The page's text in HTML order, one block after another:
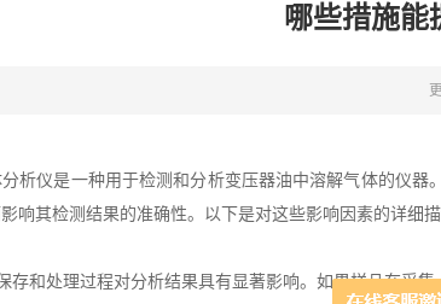
哪些措施能
仪是一种用于检测和分析变压器油中溶解气体的仪器
响其检测结果的准确性。以下是对这些影响因素的详细描
和处理过程对分析结果具有显著影响。如果样品在采集